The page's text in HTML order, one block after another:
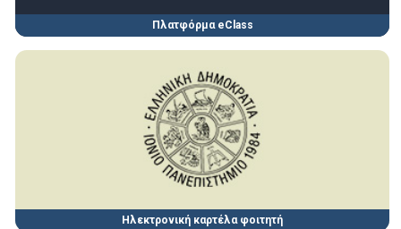
Πλατφόρμα eClass
Ηλεκτρονική καρτέλα φοιτητή